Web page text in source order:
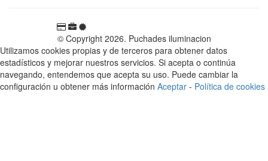
© Copyright 2026. Puchades iluminacion
Utilizamos cookies propias y de terceros para obtener datos
estadísticos y mejorar nuestros servicios. Si acepta o continúa
navegando, entendemos que acepta su uso. Puede cambiar la
configuración u obtener más información Aceptar - Política de cookies